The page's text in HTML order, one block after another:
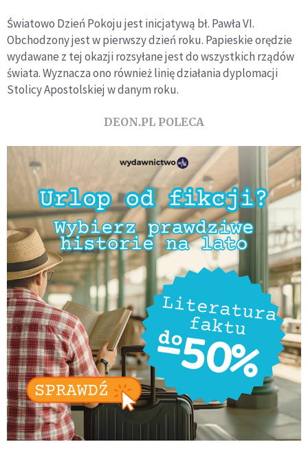
Światowo Dzień Pokoju jest inicjatywą bł. Pawła VI.
Obchodzony jest w pierwszy dzień roku. Papieskie orędzie
wydawane z tej okazji rozsyłane jest do wszystkich rządów
świata. Wyznacza ono również linię działania dyplomacji
Stolicy Apostolskiej w danym roku.
DEON.PL POLECA